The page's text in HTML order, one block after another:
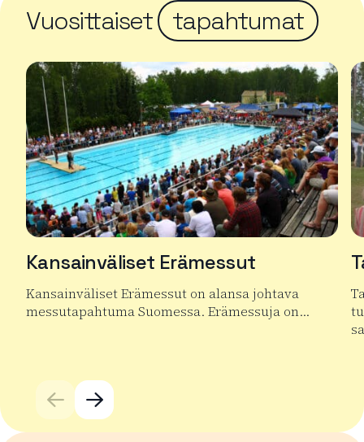
Vuosittaiset tapahtumat
Kansainväliset Erämessut
Kansainväliset Erämessut on alansa johtava
messutapahtuma Suomessa. Erämessuja on…